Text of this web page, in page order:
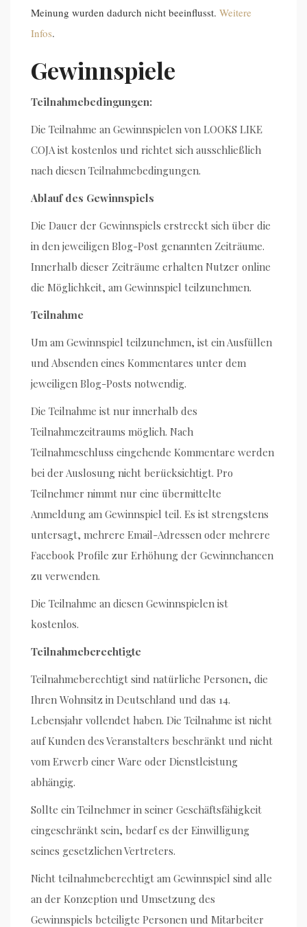
Meinung wurden dadurch nicht beeinflusst. Weitere
Infos.
Gewinnspiele
Teilnahmebedingungen:
Die Teilnahme an Gewinnspielen von LOOKS LIKE
COJA ist kostenlos und richtet sich ausschließlich
nach diesen Teilnahmebedingungen.
Ablauf des Gewinnspiels
Die Dauer der Gewinnspiels erstreckt sich über die
in den jeweiligen Blog-Post genannten Zeiträume.
Innerhalb dieser Zeiträume erhalten Nutzer online
die Möglichkeit, am Gewinnspiel teilzunehmen.
Teilnahme
Um am Gewinnspiel teilzunehmen, ist ein Ausfüllen
und Absenden eines Kommentares unter dem
jeweiligen Blog-Posts notwendig.
Die Teilnahme ist nur innerhalb des
Teilnahmezeitraums möglich. Nach
Teilnahmeschluss eingehende Kommentare werden
bei der Auslosung nicht berücksichtigt. Pro
Teilnehmer nimmt nur eine übermittelte
Anmeldung am Gewinnspiel teil. Es ist strengstens
untersagt, mehrere Email-Adressen oder mehrere
Facebook Profile zur Erhöhung der Gewinnchancen
zu verwenden.
Die Teilnahme an diesen Gewinnspielen ist
kostenlos.
Teilnahmeberechtigte
Teilnahmeberechtigt sind natürliche Personen, die
Ihren Wohnsitz in Deutschland und das 14.
Lebensjahr vollendet haben. Die Teilnahme ist nicht
auf Kunden des Veranstalters beschränkt und nicht
vom Erwerb einer Ware oder Dienstleistung
abhängig.
Sollte ein Teilnehmer in seiner Geschäftsfähigkeit
eingeschränkt sein, bedarf es der Einwilligung
seines gesetzlichen Vertreters.
Nicht teilnahmeberechtigt am Gewinnspiel sind alle
an der Konzeption und Umsetzung des
Gewinnspiels beteiligte Personen und Mitarbeiter